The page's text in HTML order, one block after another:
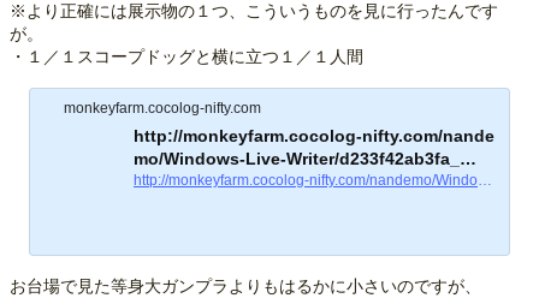
※より正確には展示物の１つ、こういうものを見に行ったんです
が。
・１／１スコープドッグと横に立つ１／１人間
monkeyfarm.cocolog-nifty.com
http://monkeyfarm.cocolog-nifty.com/nande
mo/Windows-Live-Writer/d233f42ab3fa_…
http://monkeyfarm.cocolog-nifty.com/nandemo/Windows-Live-Writer/d233f42ab3fa_9F6D/20130329183608-51784_2.jpg
お台場で見た等身大ガンプラよりもはるかに小さいのですが、